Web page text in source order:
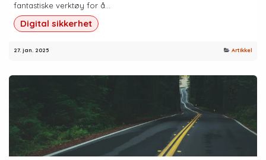
fantastiske verktøy for å...
Digital sikkerhet
27. jan. 2025 Artikkel